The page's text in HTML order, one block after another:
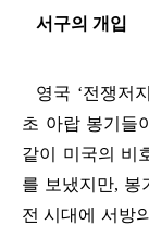
서구의 개입
영국 ‘전쟁저
초 아랍 봉기들
같이 미국의 비
를 보냈지만, 봉
전 시대에 서방